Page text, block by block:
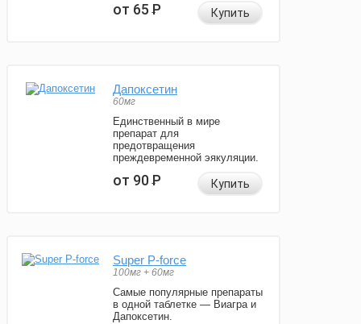
от 65Р Купить
Дапоксетин
60мг
Единственный в мире
препарат для
предотвращения
преждевременной эякуляции.
от 90Р Купить
Super P-force
100мг + 60мг
Самые популярные препараты
в одной таблетке — Виагра и
Дапоксетин.